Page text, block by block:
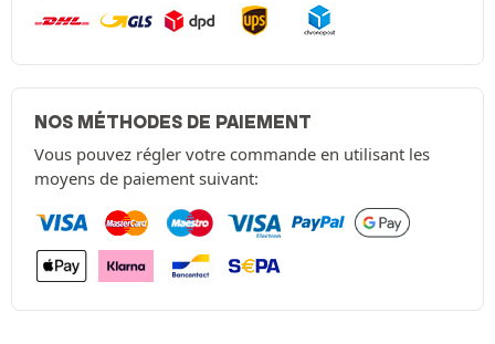
NOS MÉTHODES DE PAIEMENT
Vous pouvez régler votre commande en utilisant les
moyens de paiement suivant: